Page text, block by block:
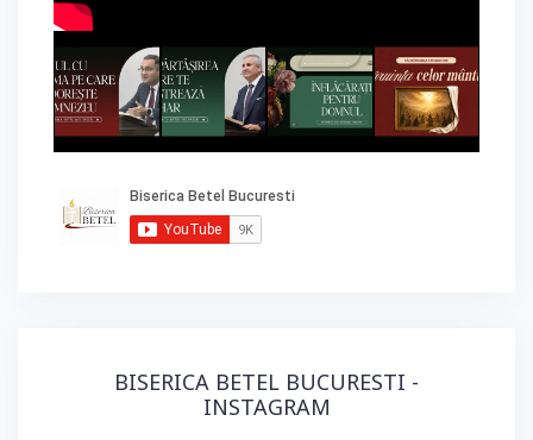
BISERICA BETEL BUCURESTI -
INSTAGRAM